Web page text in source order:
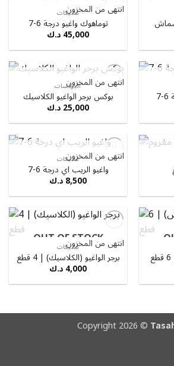
Add to
wishlist
OUT OF STOCK
انتهى من المخزون
ستيكات
توماهوك واغيو درجة 6-7
45,000د.ك
Add to
wishlist
OUT OF STOCK
انتهى من المخزون
البوكسات
بوكس برجر الواغيو الكلاسيك
25,000د.ك
Add to
wishlist
OUT OF STOCK
انتهى من المخزون
ستيكات
واغيو الريب اي درجة 6-7
8,500د.ك
Add to
wishlist
OUT OF STOCK
انتهى من المخزون
ستيكات
برجر الواغيو (الكلاسيك) | 4 قطع
4,000د.ك
Copyright 2026 ©